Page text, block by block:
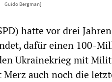
Guido Bergman]
hatte vor drei
dafür einen 100-
Ukrainekrieg mit
auch noch die